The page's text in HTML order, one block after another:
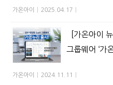
가온아이 2025.04.17
[가온아이
그룹웨어 ‘가
가온아이 2024.11.11